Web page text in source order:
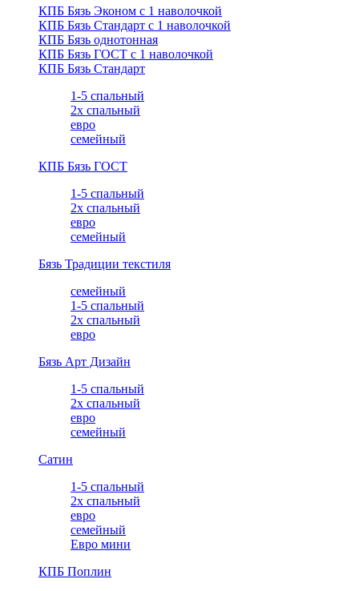
КПБ Бязь Эконом с 1 наволочкой
КПБ Бязь Стандарт c 1 наволочкой
КПБ Бязь однотонная
КПБ Бязь ГОСТ c 1 наволочкой
КПБ Бязь Стандарт
1-5 спальный
2х спальный
евро
семейный
КПБ Бязь ГОСТ
1-5 спальный
2х спальный
евро
семейный
Бязь Традиции текстиля
семейный
1-5 спальный
2х спальный
евро
Бязь Арт Дизайн
1-5 спальный
2х спальный
евро
семейный
Сатин
1-5 спальный
2х спальный
евро
семейный
Евро мини
КПБ Поплин